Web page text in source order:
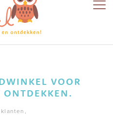
VOOR
ONTDEKKEN.